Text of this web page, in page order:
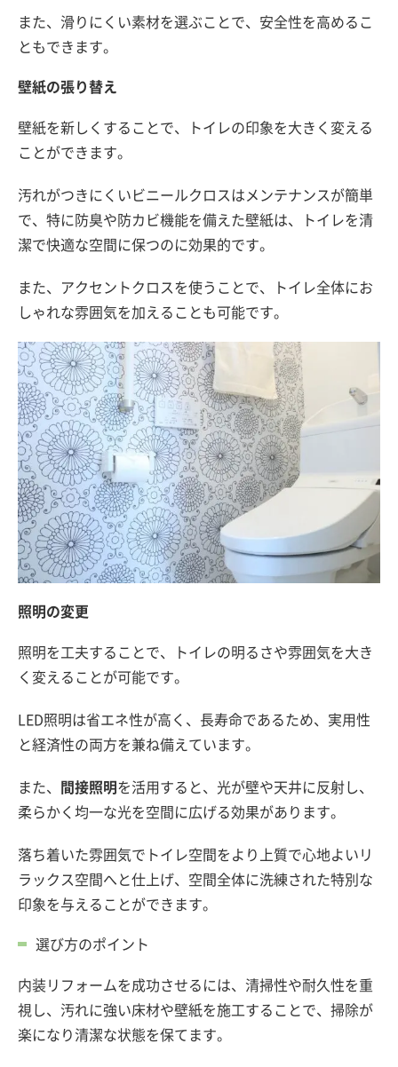
また、滑りにくい素材を選ぶことで、安全性を高めるこ
ともできます。
壁紙の張り替え
壁紙を新しくすることで、トイレの印象を大きく変える
ことができます。
汚れがつきにくいビニールクロスはメンテナンスが簡単
で、特に防臭や防カビ機能を備えた壁紙は、トイレを清
潔で快適な空間に保つのに効果的です。
また、アクセントクロスを使うことで、トイレ全体にお
しゃれな雰囲気を加えることも可能です。
照明の変更
照明を工夫することで、トイレの明るさや雰囲気を大き
く変えることが可能です。
LED照明は省エネ性が高く、長寿命であるため、実用性
と経済性の両方を兼ね備えています。
また、 間接照明を活用すると、光が壁や天井に反射し、
柔らかく均一な光を空間に広げる効果があります。
落ち着いた雰囲気でトイレ空間をより上質で心地よいリ
ラックス空間へと仕上げ、空間全体に洗練された特別な
印象を与えることができます。
選び方のポイント
内装リフォームを成功させるには、清掃性や耐久性を重
視し、汚れに強い床材や壁紙を施工することで、掃除が
楽になり清潔な状態を保てます。